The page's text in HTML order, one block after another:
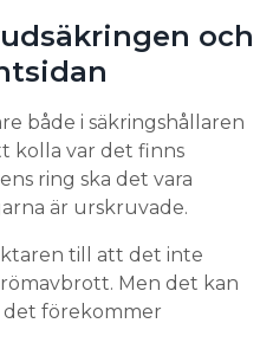
och
både i säkringshållaren
kolla var det finns
ring ska det vara
är urskruvade.
till att det inte
Men det kan
det förekommer